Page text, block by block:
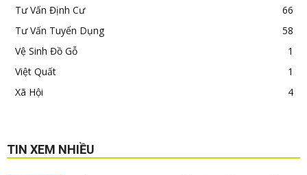
Tư Vấn Định Cư
66
Tư Vấn Tuyển Dụng
58
Vệ Sinh Đồ Gỗ
1
Việt Quất
1
Xã Hội
4
TIN XEM NHIỀU